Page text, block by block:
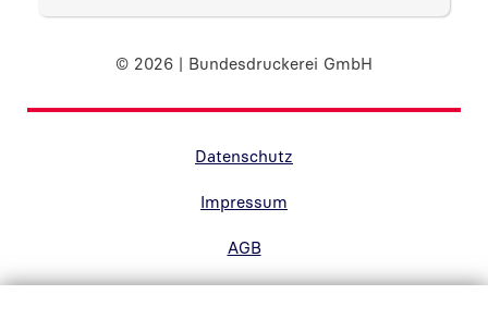
© 2026 | Bundesdruckerei GmbH
Datenschutz
Impressum
AGB